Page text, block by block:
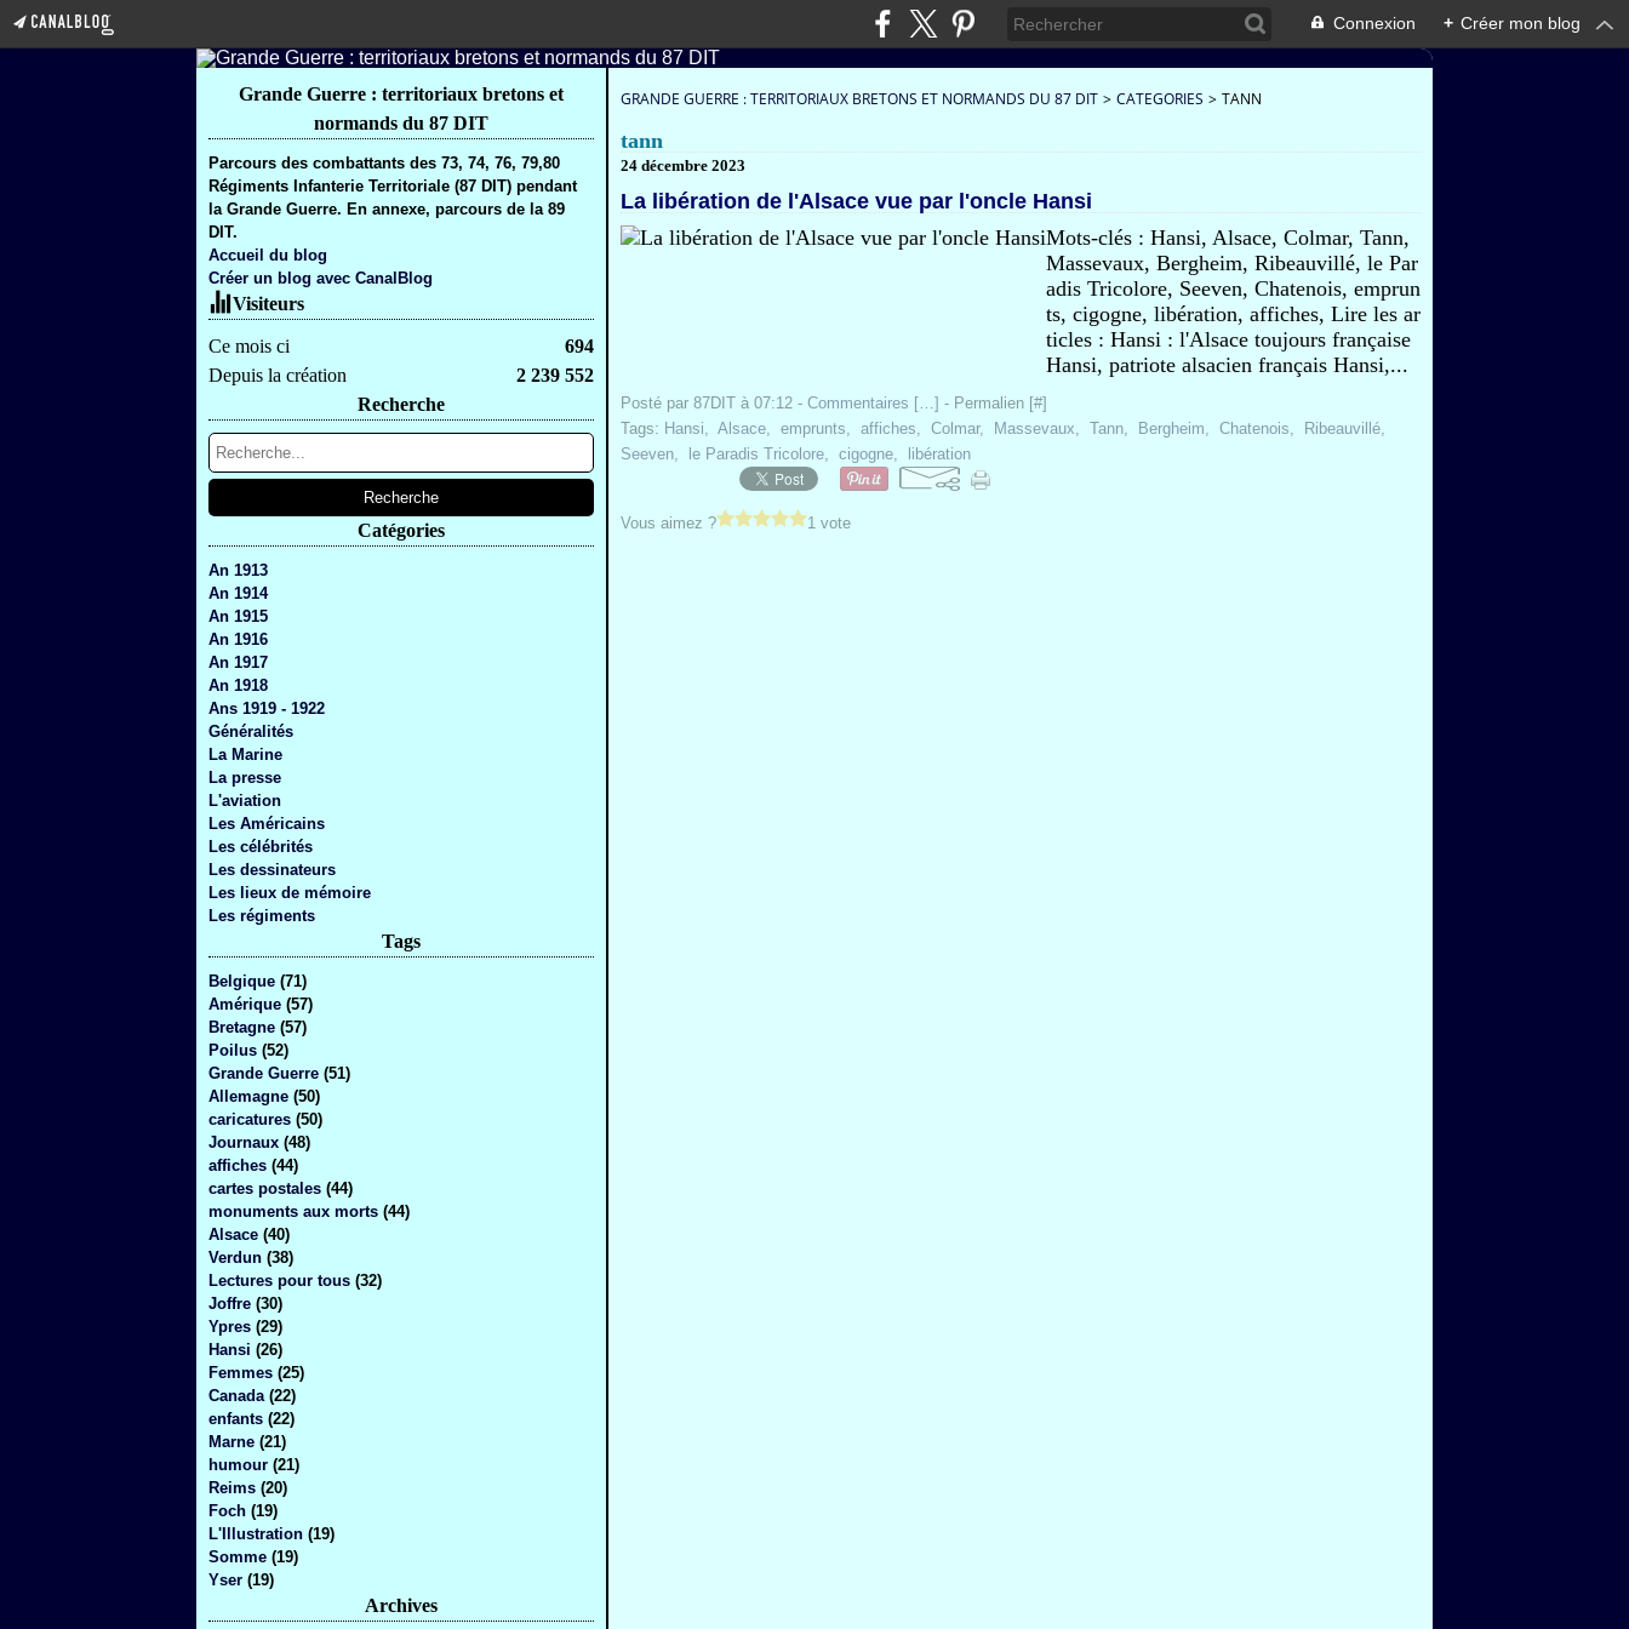
Connexion + Créer mon blog
Grande Guerre : territoriaux bretons et
normands du 87 DIT
Parcours des combattants des 73, 74, 76, 79,80
Régiments Infanterie Territoriale (87 DIT) pendant
la Grande Guerre. En annexe, parcours de la 89
DIT.
Accueil du blog
Créer un blog avec CanalBlog
Visiteurs
Ce mois ci
694
Depuis la création
2 239 552
Recherche
Catégories
An 1913
An 1914
An 1915
An 1916
An 1917
An 1918
Ans 1919 - 1922
Généralités
La Marine
La presse
L'aviation
Les Américains
Les célébrités
Les dessinateurs
Les lieux de mémoire
Les régiments
Tags
Belgique (71)
Amérique (57)
Bretagne (57)
Poilus (52)
Grande Guerre (51)
Allemagne (50)
caricatures (50)
Journaux (48)
affiches (44)
cartes postales (44)
monuments aux morts (44)
Alsace (40)
Verdun (38)
Lectures pour tous (32)
Joffre (30)
Ypres (29)
Hansi (26)
Femmes (25)
Canada (22)
enfants (22)
Marne (21)
humour (21)
Reims (20)
Foch (19)
L'Illustration (19)
Somme (19)
Yser (19)
Archives
GRANDE GUERRE : TERRITORIAUX BRETONS ET NORMANDS DU 87 DIT > CATEGORIES > TANN
tann
24 décembre 2023
La libération de l'Alsace vue par l'oncle Hansi
Mots-clés : Hansi, Alsace, Colmar, Tann,
Massevaux, Bergheim, Ribeauvillé, le Par
adis Tricolore, Seeven, Chatenois, emprun
ts, cigogne, libération, affiches, Lire les ar
ticles : Hansi : l'Alsace toujours française
Hansi, patriote alsacien français Hansi,...
Posté par 87DIT à 07:12 - Commentaires […] - Permalien [#]
Tags: Hansi, Alsace, emprunts, affiches, Colmar, Massevaux, Tann, Bergheim, Chatenois, Ribeauvillé,
Seeven, le Paradis Tricolore, cigogne, libération
Vous aimez ? 1 vote